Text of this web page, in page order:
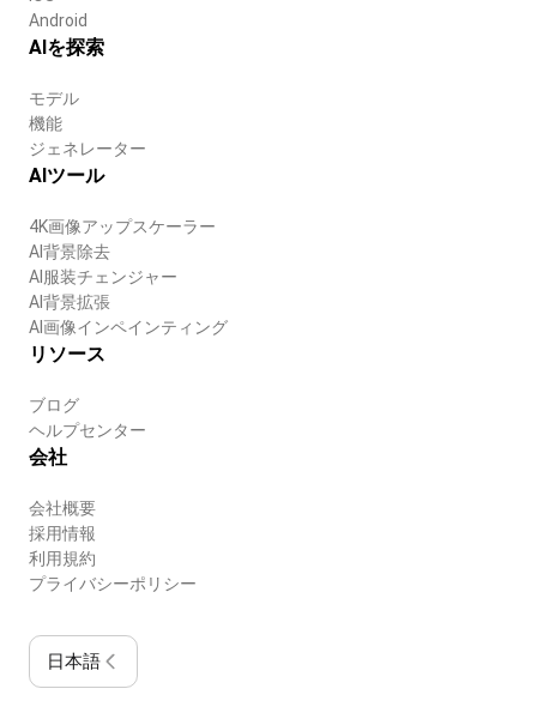
Android
AIを探索
モデル
機能
ジェネレーター
AIツール
4K画像アップスケーラー
AI背景除去
AI服装チェンジャー
AI背景拡張
AI画像インペインティング
リソース
ブログ
ヘルプセンター
会社
会社概要
採用情報
利用規約
プライバシーポリシー
日本語